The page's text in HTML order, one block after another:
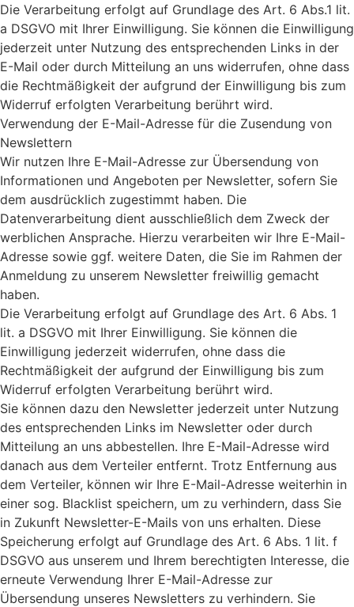
Die Verarbeitung erfolgt auf Grundlage des Art. 6 Abs.1 lit.
a DSGVO mit Ihrer Einwilligung. Sie können die Einwilligung
jederzeit unter Nutzung des entsprechenden Links in der
E-Mail oder durch Mitteilung an uns widerrufen, ohne dass
die Rechtmäßigkeit der aufgrund der Einwilligung bis zum
Widerruf erfolgten Verarbeitung berührt wird.
Verwendung der E-Mail-Adresse für die Zusendung von
Newslettern
Wir nutzen Ihre E-Mail-Adresse zur Übersendung von
Informationen und Angeboten per Newsletter, sofern Sie
dem ausdrücklich zugestimmt haben. Die
Datenverarbeitung dient ausschließlich dem Zweck der
werblichen Ansprache. Hierzu verarbeiten wir Ihre E-Mail-
Adresse sowie ggf. weitere Daten, die Sie im Rahmen der
Anmeldung zu unserem Newsletter freiwillig gemacht
haben.
Die Verarbeitung erfolgt auf Grundlage des Art. 6 Abs. 1
lit. a DSGVO mit Ihrer Einwilligung. Sie können die
Einwilligung jederzeit widerrufen, ohne dass die
Rechtmäßigkeit der aufgrund der Einwilligung bis zum
Widerruf erfolgten Verarbeitung berührt wird.
Sie können dazu den Newsletter jederzeit unter Nutzung
des entsprechenden Links im Newsletter oder durch
Mitteilung an uns abbestellen. Ihre E-Mail-Adresse wird
danach aus dem Verteiler entfernt. Trotz Entfernung aus
dem Verteiler, können wir Ihre E-Mail-Adresse weiterhin in
einer sog. Blacklist speichern, um zu verhindern, dass Sie
in Zukunft Newsletter-E-Mails von uns erhalten. Diese
Speicherung erfolgt auf Grundlage des Art. 6 Abs. 1 lit. f
DSGVO aus unserem und Ihrem berechtigten Interesse, die
erneute Verwendung Ihrer E-Mail-Adresse zur
Übersendung unseres Newsletters zu verhindern. Sie